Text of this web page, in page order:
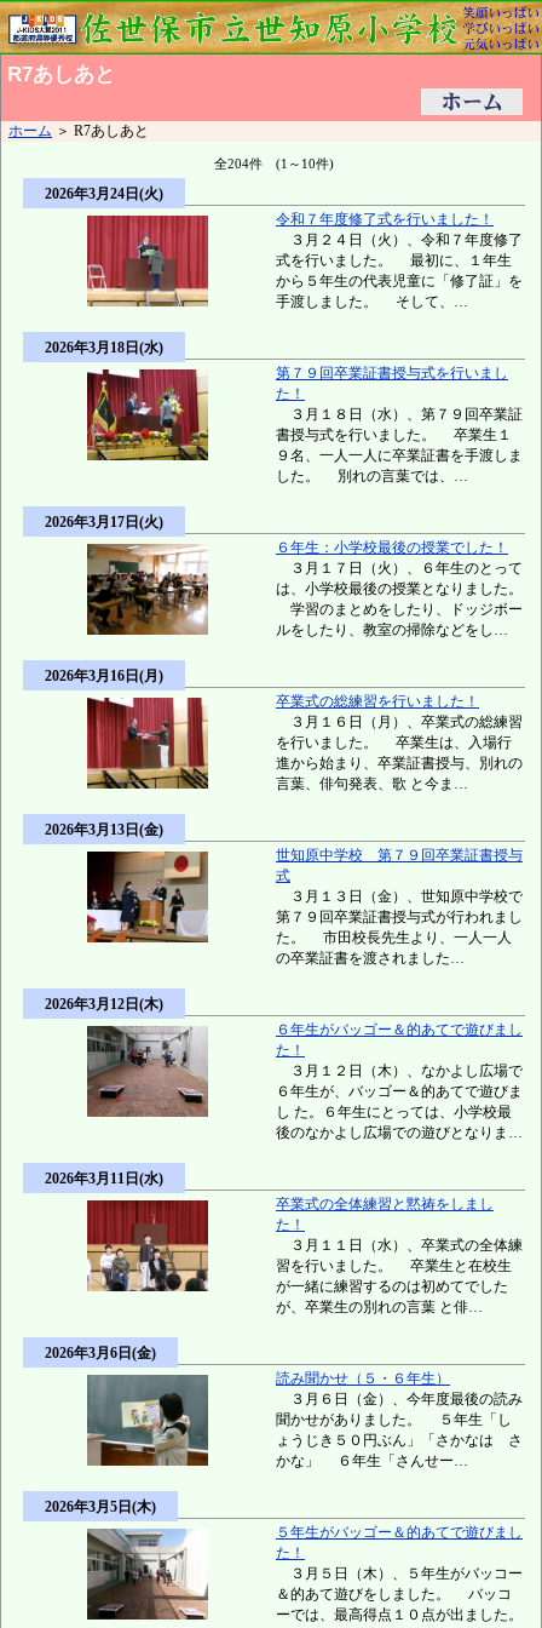
R7あしあと
ホーム ＞ R7あしあと
全204件 (1～10件)
2026年3月24日(火)
令和７年度修了式を行いました！
３月２４日（火）、令和７年度修了
式を行いました。 最初に、１年生
から５年生の代表児童に「修了証」を
手渡しました。 そして、…
2026年3月18日(水)
第７９回卒業証書授与式を行いまし
た！
３月１８日（水）、第７９回卒業証
書授与式を行いました。 卒業生１
９名、一人一人に卒業証書を手渡しま
した。 別れの言葉では、…
2026年3月17日(火)
６年生：小学校最後の授業でした！
３月１７日（火）、６年生のとって
は、小学校最後の授業となりました。
学習のまとめをしたり、ドッジボー
ルをしたり、教室の掃除などをし…
2026年3月16日(月)
卒業式の総練習を行いました！
３月１６日（月）、卒業式の総練習
を行いました。 卒業生は、入場行
進から始まり、卒業証書授与、別れの
言葉、俳句発表、歌 と今ま…
2026年3月13日(金)
世知原中学校 第７９回卒業証書授与
式
３月１３日（金）、世知原中学校で
第７９回卒業証書授与式が行われまし
た。 市田校長先生より、一人一人
の卒業証書を渡されました…
2026年3月12日(木)
６年生がバッゴー＆的あてで遊びまし
た！
３月１２日（木）、なかよし広場で
６年生が、バッゴー＆的あてで遊びま
し た。６年生にとっては、小学校最
後のなかよし広場での遊びとなりま…
2026年3月11日(水)
卒業式の全体練習と黙祷をしまし
た！
３月１１日（水）、卒業式の全体練
習を行いました。 卒業生と在校生
が一緒に練習するのは初めてでした
が、卒業生の別れの言葉 と俳…
2026年3月6日(金)
読み聞かせ（５・６年生）
３月６日（金）、今年度最後の読み
聞かせがありました。 ５年生「し
ょうじき５０円ぶん」「さかなは さ
かな」 ６年生「さんせー…
2026年3月5日(木)
５年生がバッゴー＆的あてで遊びまし
た！
３月５日（木）、５年生がバッコー
＆的あて遊びをしました。 バッコ
ーでは、最高得点１０点が出ました。